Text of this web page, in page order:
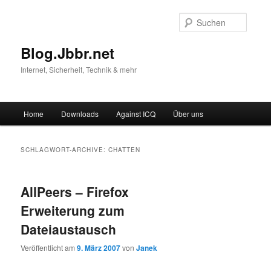
Blog.Jbbr.net
Internet, Sicherheit, Technik & mehr
Zum
Zum
wechseln
Home Downloads Against ICQ Über uns
SCHLAGWORT-ARCHIVE:CHATTEN
AllPeers – Firefox
Erweiterung zum
Dateiaustausch
Veröffentlicht am9. März 2007vonJanek